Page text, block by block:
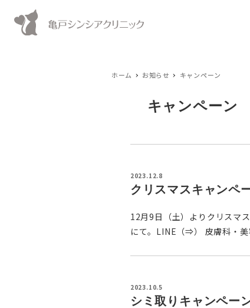
ホーム お知らせ キャンペーン
キャンペーン
2023.12.8
クリスマスキャンペ
12月9日（土）よりクリスマ
にて。LINE（⇒） 皮膚科・
2023.10.5
シミ取りキャンペー